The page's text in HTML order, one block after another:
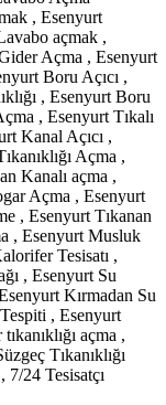
, Esenyurt
açmak ,
Açma , Esenyurt
Boru Açıcı ,
, Esenyurt Boru
, Esenyurt Tıkalı
Kanal Açıcı ,
Açma ,
Kanalı açma ,
Açma , Esenyurt
, Esenyurt Tıkanan
, Esenyurt Musluk
Tesisatı ,
, Esenyurt Su
Kırmadan Su
, Esenyurt
açma ,
Tıkanıklığı
7/24 Tesisatçı